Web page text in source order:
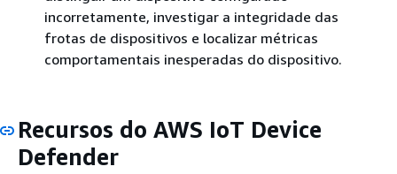
incorretamente, investigar a integridade das
frotas de dispositivos e localizar métricas
comportamentais inesperadas do dispositivo.
Recursos do AWS IoT Device
Defender